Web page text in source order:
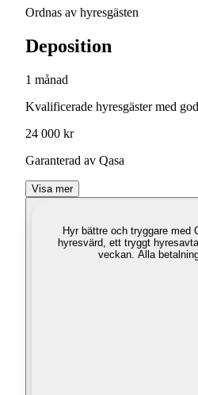
Ordnas av hyresgästen
Deposition
1 månad
Kvalificerade hyresgäster med
24 000 kr
Garanterad av Qasa
Visa mer
Hyr bättre och tryggare med
hyresvärd, ett tryggt
veckan. Alla